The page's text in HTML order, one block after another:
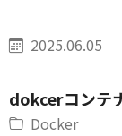
2025.06.05
dokcerコンテ
Docker